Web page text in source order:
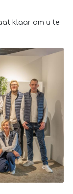
klaar om u te